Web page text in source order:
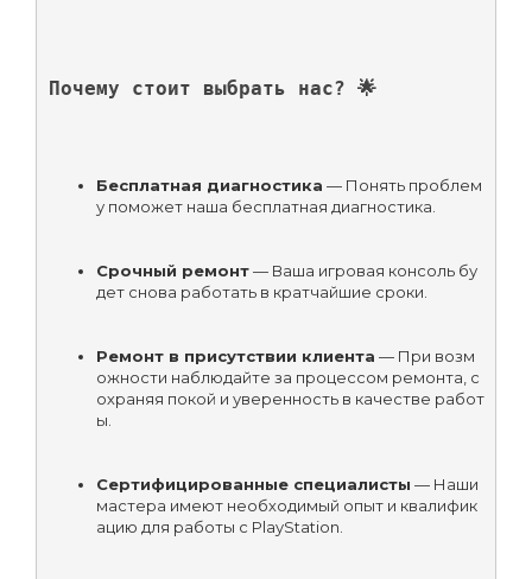
Почему стоит выбрать нас? 🌟
Бесплатная диагностика — Понять проблем
у поможет наша бесплатная диагностика.
Срочный ремонт — Ваша игровая консоль бу
дет снова работать в кратчайшие сроки.
Ремонт в присутствии клиента — При возм
ожности наблюдайте за процессом ремонта, с
охраняя покой и уверенность в качестве работ
ы.
Сертифицированные специалисты — Наши
мастера имеют необходимый опыт и квалифик
ацию для работы с PlayStation.